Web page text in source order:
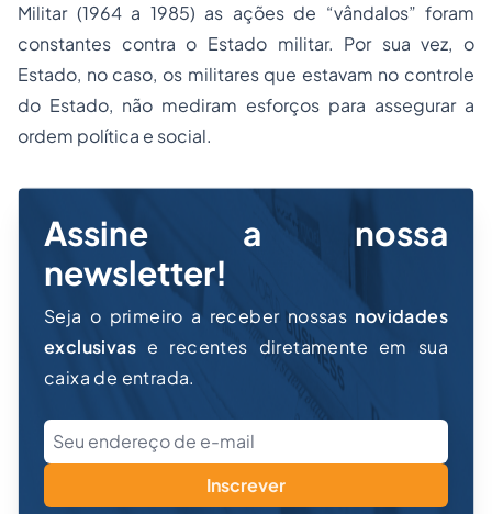
Militar (1964 a 1985) as ações de “vândalos” foram
constantes contra o Estado militar. Por sua vez, o
Estado, no caso, os militares que estavam no controle
do Estado, não mediram esforços para assegurar a
ordem política e social.
Assine a nossa
newsletter!
Seja o primeiro a receber nossas novidades
exclusivas e recentes diretamente em sua
caixa de entrada.
Inscrever